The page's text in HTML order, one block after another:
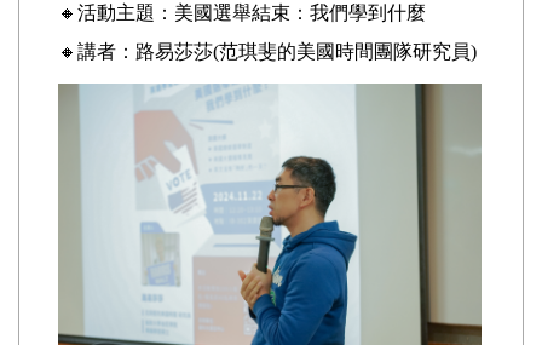
🔸活動主題：美國選舉結束：我們學到什麼
🔸講者：路易莎莎(范琪斐的美國時間團隊研究員)